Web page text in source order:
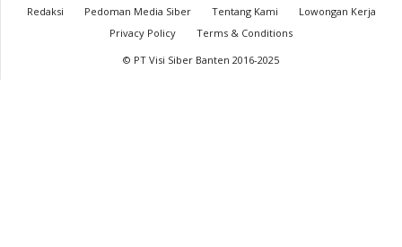
Redaksi Pedoman Media Siber Tentang Kami
Lowongan Kerja
Privacy Policy
Terms & Conditions
© PT Visi Siber Banten 2016-2025